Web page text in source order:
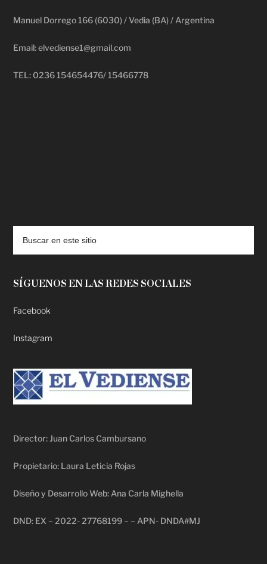
Manuel Dorrego 166 (6030) / Vedia (BA) / Argentina
Email: elvediense1@gmail.com
TEL: 0236 154654476/ 15466778
SÍGUENOS EN LAS REDES SOCIALES
Facebook
Instagram
Director: Juan Carlos Cambursano
Propietario: Laura Leticia Rojas
Diseño y Desarrollo Web: Ana Carla Mighella
DND: EX – 2022- 27768199 – – APN- DNDA#MJ